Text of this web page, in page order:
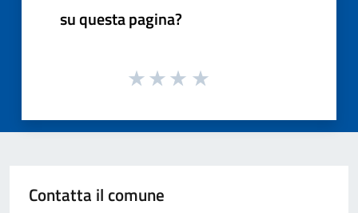
su questa pagina?
Contatta il comune